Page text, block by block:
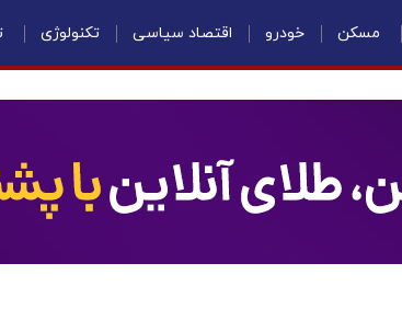
مسکن خودرو اقتصاد سیاسی تکنولوژی